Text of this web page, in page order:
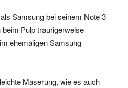
Samsung bei seinem Note 3
Pulp traurigerweise
ehemaligen Samsung
Maserung, wie es auch